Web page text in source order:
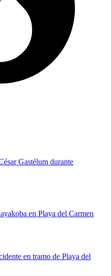
Gastélum durante
en Playa del Carmen
en tramo de Playa del